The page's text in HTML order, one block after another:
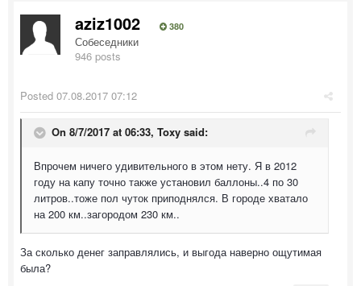
aziz1002 380
Собеседники
946 posts
Posted 07.08.2017 07:12
On 8/7/2017 at 06:33, Toxy said:
Впрочем ничего удивительного в этом нету. Я в 2012
году на капу точно также установил баллоны..4 по 30
литров..тоже пол чуток приподнялся. В городе хватало
на 200 км..загородом 230 км..
За сколько денег заправлялись, и выгода наверно ощутимая
была?